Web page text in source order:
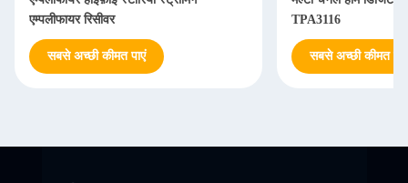
एम्पलीफायर रिसीवर
सबसे अच्छी कीमत पाएं
TPA3116
सबसे अच्छी कीमत पाएं